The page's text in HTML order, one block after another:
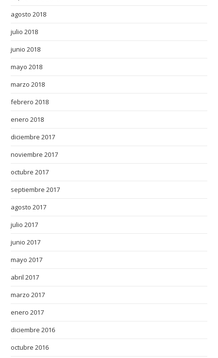
agosto 2018
julio 2018
junio 2018
mayo 2018
marzo 2018
febrero 2018
enero 2018
diciembre 2017
noviembre 2017
octubre 2017
septiembre 2017
agosto 2017
julio 2017
junio 2017
mayo 2017
abril 2017
marzo 2017
enero 2017
diciembre 2016
octubre 2016